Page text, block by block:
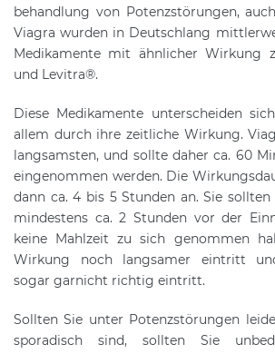
behandlung von Potenzstörungen,
Viagra wurden in Deutschlang
Medikamente mit ähnlicher Wirkung
und Levitra®.
Diese Medikamente unterscheiden
allem durch ihre zeitliche Wirkung.
langsamsten, und sollte daher ca. 60
eingenommen werden. Die
dann ca. 4 bis 5 Stunden an. Sie sollten
mindestens ca. 2 Stunden vor der
keine Mahlzeit zu sich genommen
Wirkung noch langsamer eintritt
sogar garnicht richtig eintritt.
Sollten Sie unter Potenzstörungen
sporadisch sind, sollten Sie